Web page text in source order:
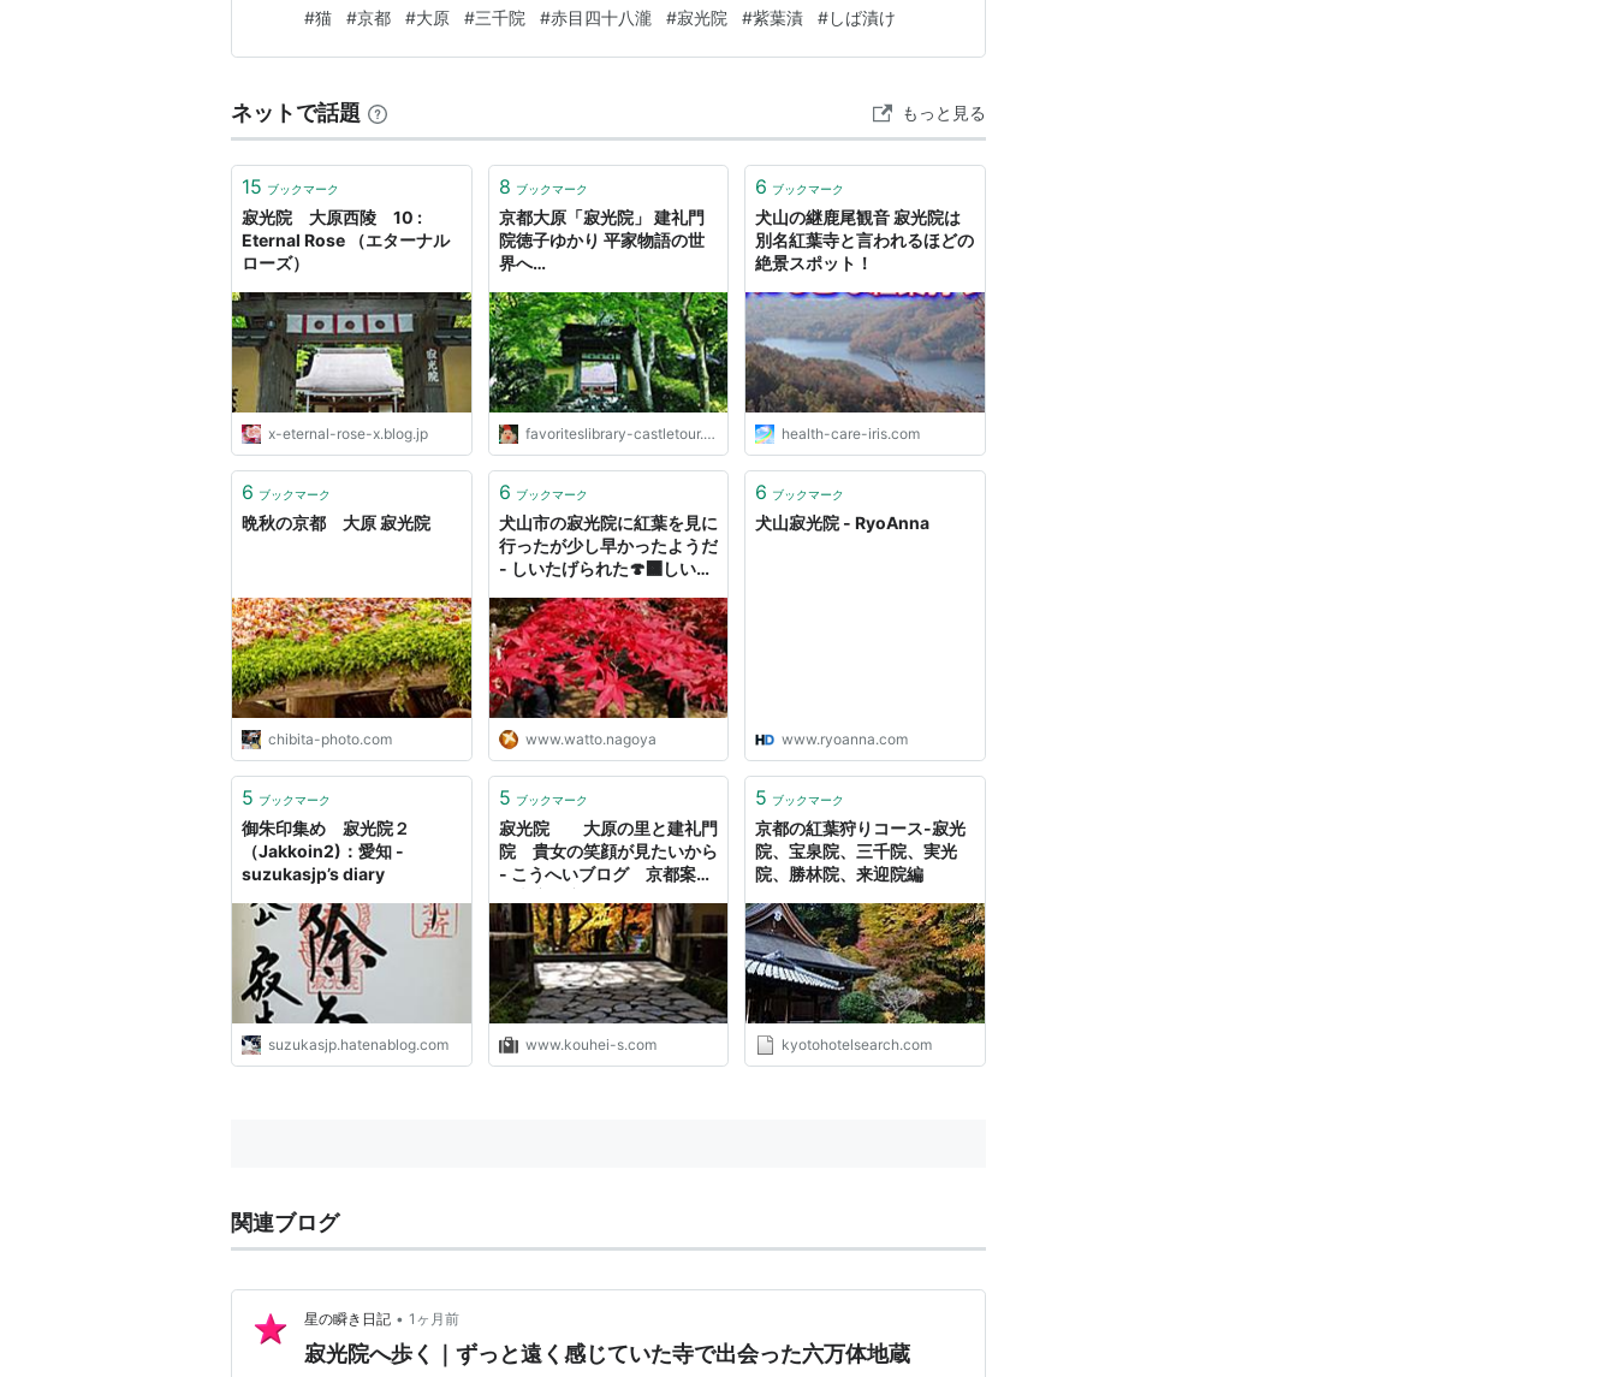
るため、事故を未然に防ぐ非常に重要な役割を担っています。 google AI 探傷（たんし
ょう）は、やまと言葉では…
#猫 #京都 #大原 #三千院 #赤目四十八瀧 #寂光院 #紫葉漬 #しば漬け
ネットで話題 もっと見る
15 ブックマーク
寂光院 大原西陵 10 :
Eternal Rose （エターナル
ローズ）
x-eternal-rose-x.blog.jp
8 ブックマーク
京都大原「寂光院」 建礼門
院徳子ゆかり 平家物語の世
界へ…
favoriteslibrary-castletour.com
6 ブックマーク
犬山の継鹿尾観音 寂光院は
別名紅葉寺と言われるほどの
絶景スポット！
health-care-iris.com
6 ブックマーク
晩秋の京都 大原 寂光院
chibita-photo.com
6 ブックマーク
犬山市の寂光院に紅葉を見に
行ったが少し早かったようだ
- しいたげられた🍄‍🟫しいた
www.watto.nagoya
6 ブックマーク
犬山寂光院 - RyoAnna
www.ryoanna.com
5 ブックマーク
御朱印集め 寂光院２
（Jakkoin2)：愛知 -
suzukasjp’s diary
suzukasjp.hatenablog.com
5 ブックマーク
寂光院 大原の里と建礼門
院 貴女の笑顔が見たいから
- こうへいブログ 京都案内
www.kouhei-s.com
5 ブックマーク
京都の紅葉狩りコース-寂光
院、宝泉院、三千院、実光
院、勝林院、来迎院編
kyotohotelsearch.com
関連ブログ
星の瞬き日記 • 1ヶ月前
寂光院へ歩く｜ずっと遠く感じていた寺で出会った六万体地蔵